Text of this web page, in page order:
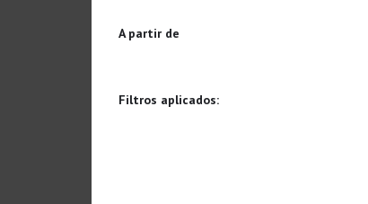
A partir de
Filtros aplicados: